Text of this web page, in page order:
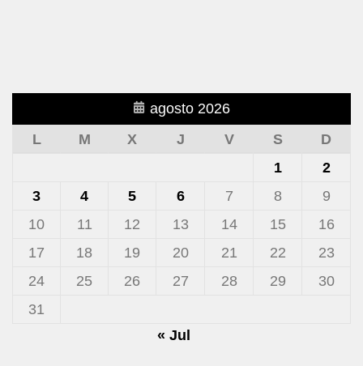
agosto 2026
L
M X J V S
D
1
2
3
4 5 6 7 8
9
10
11 12 13 14 15
16
17
18 19 20 21 22
23
24
25 26 27 28 29
30
31
« Jul